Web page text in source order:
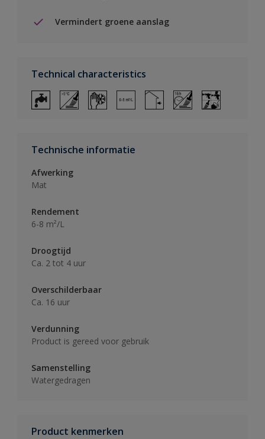
Vermindert groene aanslag
Technical characteristics
Technische informatie
Afwerking
Mat
Rendement
6-8 m²/L
Droogtijd
Ca. 2 tot 4 uur
Overschilderbaar
Ca. 16 uur
Verdunning
Product is gereed voor gebruik
Samenstelling
Watergedragen
Product kenmerken